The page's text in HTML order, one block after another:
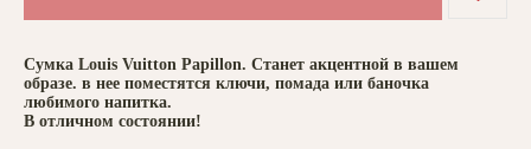
Сумка Louis Vuitton Papillon. Станет акцентной в вашем
образе. в нее поместятся ключи, помада или баночка
любимого напитка.
В отличном состоянии!